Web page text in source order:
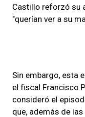
Castillo reforzó su
"querían ver a su
Sin embargo, esta
el fiscal Francisco
consideró el
que, además de